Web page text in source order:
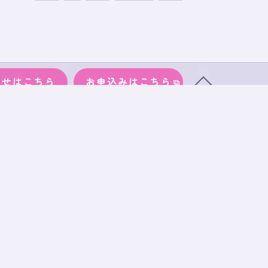
はこちら お申込みはこちら